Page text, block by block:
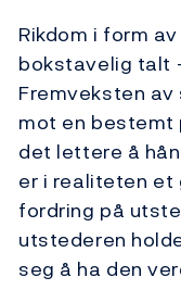
Rikdom i form
bokstavelig talt
Fremveksten
mot en bestemt
det lettere å
er i realiteten et
fordring på
utstederen
seg å ha den